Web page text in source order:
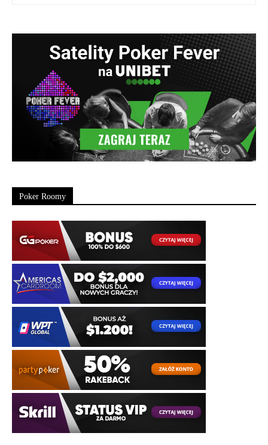
Poker Roomy